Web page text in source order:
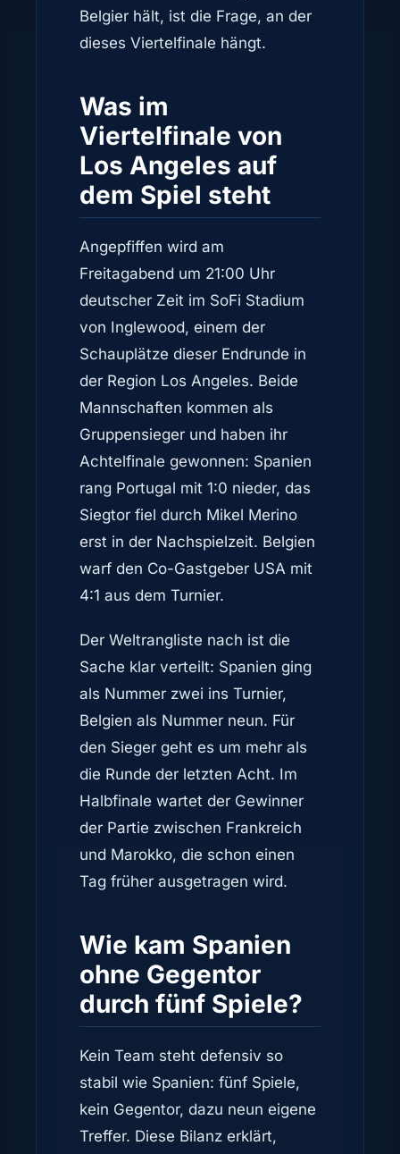
Belgier hält, ist die Frage, an der
dieses Viertelfinale hängt.
Was im
Viertelfinale von
Los Angeles auf
dem Spiel steht
Angepfiffen wird am
Freitagabend um 21:00 Uhr
deutscher Zeit im SoFi Stadium
von Inglewood, einem der
Schauplätze dieser Endrunde in
der Region Los Angeles. Beide
Mannschaften kommen als
Gruppensieger und haben ihr
Achtelfinale gewonnen: Spanien
rang Portugal mit 1:0 nieder, das
Siegtor fiel durch Mikel Merino
erst in der Nachspielzeit. Belgien
warf den Co-Gastgeber USA mit
4:1 aus dem Turnier.
Der Weltrangliste nach ist die
Sache klar verteilt: Spanien ging
als Nummer zwei ins Turnier,
Belgien als Nummer neun. Für
den Sieger geht es um mehr als
die Runde der letzten Acht. Im
Halbfinale wartet der Gewinner
der Partie zwischen Frankreich
und Marokko, die schon einen
Tag früher ausgetragen wird.
Wie kam Spanien
ohne Gegentor
durch fünf Spiele?
Kein Team steht defensiv so
stabil wie Spanien: fünf Spiele,
kein Gegentor, dazu neun eigene
Treffer. Diese Bilanz erklärt,